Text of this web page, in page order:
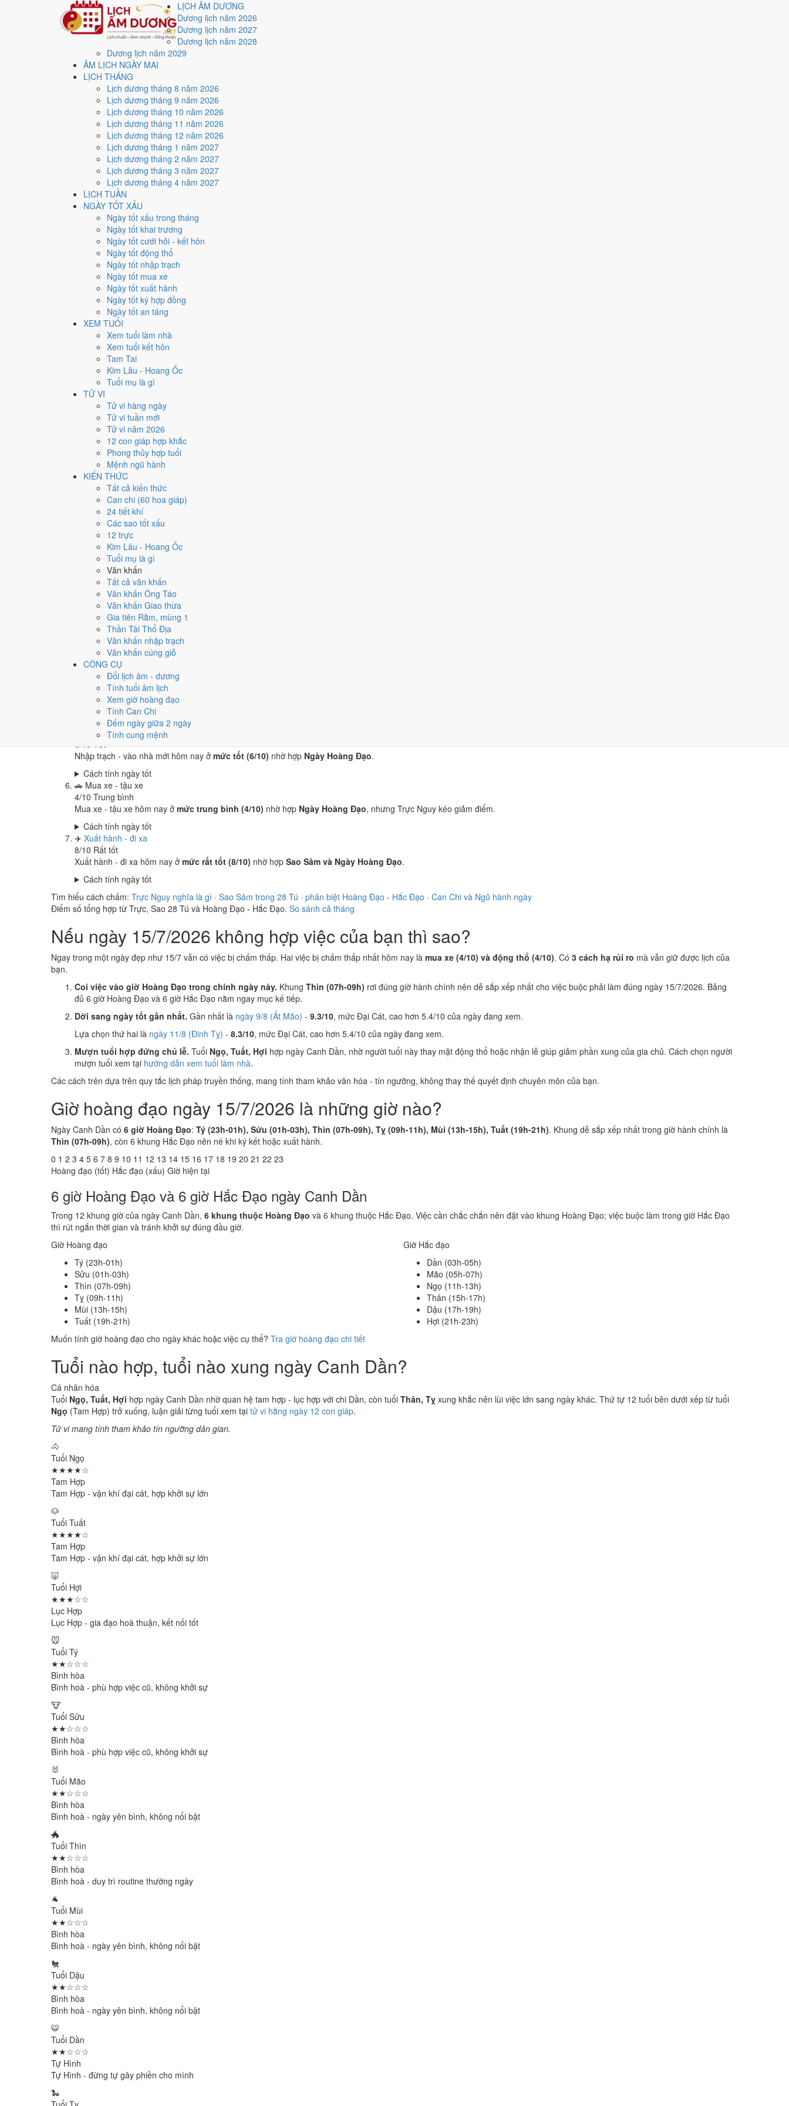
LỊCH ÂM DƯƠNG
Dương lịch năm 2026
Dương lịch năm 2027
Dương lịch năm 2028
Dương lịch năm 2029
ÂM LỊCH NGÀY MAI
LỊCH THÁNG
Lịch dương tháng 8 năm 2026
Lịch dương tháng 9 năm 2026
Lịch dương tháng 10 năm 2026
Lịch dương tháng 11 năm 2026
Lịch dương tháng 12 năm 2026
Lịch dương tháng 1 năm 2027
Lịch dương tháng 2 năm 2027
Lịch dương tháng 3 năm 2027
Lịch dương tháng 4 năm 2027
LỊCH TUẦN
NGÀY TỐT XẤU
Ngày tốt xấu trong tháng
Ngày tốt khai trương
Ngày tốt cưới hỏi - kết hôn
Ngày tốt động thổ
Ngày tốt nhập trạch
Ngày tốt mua xe
Ngày tốt xuất hành
Ngày tốt ký hợp đồng
Ngày tốt an táng
XEM TUỔI
Xem tuổi làm nhà
Xem tuổi kết hôn
Tam Tai
Kim Lâu - Hoang Ốc
Tuổi mụ là gì
TỬ VI
Tử vi hàng ngày
Tử vi tuần mới
Tử vi năm 2026
12 con giáp hợp khắc
Phong thủy hợp tuổi
Mệnh ngũ hành
KIẾN THỨC
Tất cả kiến thức
Can chi (60 hoa giáp)
24 tiết khí
Các sao tốt xấu
12 trực
Kim Lâu - Hoang Ốc
Tuổi mụ là gì
Văn khấn
Tất cả văn khấn
Văn khấn Ông Táo
Văn khấn Giao thừa
Gia tiên Rằm, mùng 1
Thần Tài Thổ Địa
Văn khấn nhập trạch
Văn khấn cúng giỗ
CÔNG CỤ
Đổi lịch âm - dương
Tính tuổi âm lịch
Xem giờ hoàng đạo
Tính Can Chi
Đếm ngày giữa 2 ngày
Tính cung mệnh
Trang chủ
Lịch năm 2026
Tháng 7/2026
Ngày 15/7/2026 (Canh Dần)
Xem ngày15/7/2026
Ngày 15/7/2026 dương lịch (Thứ Tư) là ngày 2/6/2026 âm lịch
với điểm trung bình 5.4/10 cho các việc quan trọng. Giờ Hoàng Đạo trong ngày:
Ngày Dương
Thứ Tư
Tháng 7 năm 2026
Tháng 6 âm năm 2026
Canh Dần
Ngày Canh Dần có Trực
công việc thường ngày.
Ngọ, Tuất, Hợi hợp ngày; tuổi
Ngày 15/7/2026 chỉ đạt5.4/10cho việc trọng đại. Có
Ngày 15/7/2026 tốt hay xấu cho việc gì?
Ngày 15/7/2026 đạt5.4/10 trung bình cho 7 việc chính: cao nhất là
gặp Sao Kim Quỹ hoàng đạo nên điểm từng việc chênh nhau như bảng dưới.
Cưới hỏi - đính hôn
Tốt
Cưới hỏi - đính hôn hôm nay ở
Cách tính ngày tốt
Khai trương - mở cửa hàng
Tốt
Khai trương - mở cửa hàng hôm nay ở
Cách tính ngày tốt
Ký hợp đồng - giao ước
Trung bình
Ký hợp đồng - giao ước hôm nay ở
Cách tính ngày tốt
Động thổ - khởi công
Trung bình
Động thổ - khởi công hôm nay ở
Cách tính ngày tốt
Nhập trạch - vào nhà mới
6/10Tốt
Nhập trạch - vào nhà mới hôm nay ở mức tốt (6/10) nhờ hợp Ngày Hoàng Đạo.
Cách tính ngày tốt
🚗 Mua xe - tậu xe
4/10 Trung bình
Mua xe - tậu xe hôm nay ở mức trung bình (4/10) nhờ hợp Ngày Hoàng Đạo, nhưng Trực Nguy kéo giảm điểm.
Cách tính ngày tốt
✈️ Xuất hành - đi xa
8/10 Rất tốt
Xuất hành - đi xa hôm nay ở mức rất tốt (8/10) nhờ hợp Sao Sâm và Ngày Hoàng Đạo.
Cách tính ngày tốt
Tìm hiểu cách chấm: Trực Nguy nghĩa là gì · Sao Sâm trong 28 Tú · phân biệt Hoàng Đạo - Hắc Đạo · Can Chi và Ngũ hành ngày
Điểm số tổng hợp từ Trực, Sao 28 Tú và Hoàng Đạo - Hắc Đạo. So sánh cả tháng
Nếu ngày 15/7/2026 không hợp việc của bạn thì sao?
Ngay trong một ngày đẹp như 15/7 vẫn có việc bị chấm thấp. Hai việc bị chấm thấp nhất hôm nay là mua xe (4/10) và động thổ (4/10). Có 3 cách hạ rủi ro mà vẫn giữ được lịch của
bạn.
Coi việc vào giờ Hoàng Đạo trong chính ngày này. Khung Thìn (07h-09h) rơi đúng giờ hành chính nên dễ sắp xếp nhất cho việc buộc phải làm đúng ngày 15/7/2026. Bảng
đủ 6 giờ Hoàng Đạo và 6 giờ Hắc Đạo nằm ngay mục kế tiếp.
Dời sang ngày tốt gần nhất. Gần nhất là ngày 9/8 (Ất Mão) - 9.3/10, mức Đại Cát, cao hơn 5.4/10 của ngày đang xem.
Lựa chọn thứ hai là ngày 11/8 (Đinh Tỵ) - 8.3/10, mức Đại Cát, cao hơn 5.4/10 của ngày đang xem.
Mượn tuổi hợp đứng chủ lễ. Tuổi Ngọ, Tuất, Hợi hợp ngày Canh Dần, nhờ người tuổi này thay mặt động thổ hoặc nhận lễ giúp giảm phần xung của gia chủ. Cách chọn người
mượn tuổi xem tại hướng dẫn xem tuổi làm nhà.
Các cách trên dựa trên quy tắc lịch pháp truyền thống, mang tính tham khảo văn hóa - tín ngưỡng, không thay thế quyết định chuyên môn của bạn.
Giờ hoàng đạo ngày 15/7/2026 là những giờ nào?
Ngày Canh Dần có 6 giờ Hoàng Đạo: Tý (23h-01h), Sửu (01h-03h), Thìn (07h-09h), Tỵ (09h-11h), Mùi (13h-15h), Tuất (19h-21h). Khung dễ sắp xếp nhất trong giờ hành chính là
Thìn (07h-09h), còn 6 khung Hắc Đạo nên né khi ký kết hoặc xuất hành.
0 1 2 3 4 5 6 7 8 9 10 11 12 13 14 15 16 17 18 19 20 21 22 23
Hoàng đạo (tốt) Hắc đạo (xấu) Giờ hiện tại
6 giờ Hoàng Đạo và 6 giờ Hắc Đạo ngày Canh Dần
Trong 12 khung giờ của ngày Canh Dần, 6 khung thuộc Hoàng Đạo và 6 khung thuộc Hắc Đạo. Việc cần chắc chắn nên đặt vào khung Hoàng Đạo; việc buộc làm trong giờ Hắc Đạo
thì rút ngắn thời gian và tránh khởi sự đúng đầu giờ.
Giờ Hoàng đạo
Tý (23h-01h)
Sửu (01h-03h)
Thìn (07h-09h)
Tỵ (09h-11h)
Mùi (13h-15h)
Tuất (19h-21h)
Giờ Hắc đạo
Dần (03h-05h)
Mão (05h-07h)
Ngọ (11h-13h)
Thân (15h-17h)
Dậu (17h-19h)
Hợi (21h-23h)
Muốn tính giờ hoàng đạo cho ngày khác hoặc việc cụ thể? Tra giờ hoàng đạo chi tiết
Tuổi nào hợp, tuổi nào xung ngày Canh Dần?
Cá nhân hóa
Tuổi Ngọ, Tuất, Hợi hợp ngày Canh Dần nhờ quan hệ tam hợp - lục hợp với chi Dần, còn tuổi Thân, Tỵ xung khắc nên lùi việc lớn sang ngày khác. Thứ tự 12 tuổi bên dưới xếp từ tuổi
Ngọ (Tam Hợp) trở xuống, luận giải từng tuổi xem tại tử vi hằng ngày 12 con giáp.
Tử vi mang tính tham khảo tín ngưỡng dân gian.
🐴
Tuổi Ngọ
★★★★☆
Tam Hợp
Tam Hợp - vận khí đại cát, hợp khởi sự lớn
🐶
Tuổi Tuất
★★★★☆
Tam Hợp
Tam Hợp - vận khí đại cát, hợp khởi sự lớn
🐷
Tuổi Hợi
★★★☆☆
Lục Hợp
Lục Hợp - gia đạo hoà thuận, kết nối tốt
🐭
Tuổi Tý
★★☆☆☆
Bình hòa
Bình hoà - phù hợp việc cũ, không khởi sự
🐮
Tuổi Sửu
★★☆☆☆
Bình hòa
Bình hoà - phù hợp việc cũ, không khởi sự
🐰
Tuổi Mão
★★☆☆☆
Bình hòa
Bình hoà - ngày yên bình, không nổi bật
🐲
Tuổi Thìn
★★☆☆☆
Bình hòa
Bình hoà - duy trì routine thường ngày
🐐
Tuổi Mùi
★★☆☆☆
Bình hòa
Bình hoà - ngày yên bình, không nổi bật
🐔
Tuổi Dậu
★★☆☆☆
Bình hòa
Bình hoà - ngày yên bình, không nổi bật
🐯
Tuổi Dần
★★☆☆☆
Tự Hình
Tự Hình - đừng tự gây phiền cho mình
🐍